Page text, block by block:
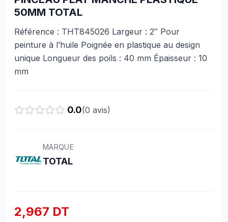
50MM TOTAL
Référence : THT845026 Largeur : 2″ Pour
peinture à l’huile Poignée en plastique au design
unique Longueur des poils : 40 mm Épaisseur : 10
mm
0.0(0 avis)
MARQUE
TOTAL
2,967 DT